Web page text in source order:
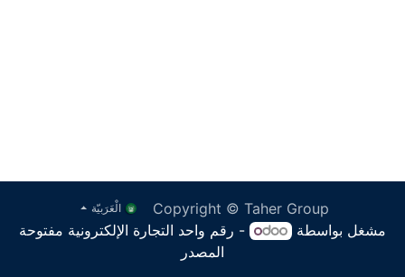
Copyright © Taher Group الْعَرَبيّة
مشغل بواسطة - رقم واحد التجارة الإلكترونية مفتوحة
المصدر